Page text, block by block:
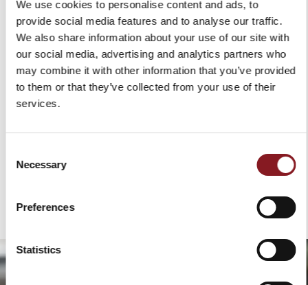
We use cookies to personalise content and ads, to
provide social media features and to analyse our traffic.
We also share information about your use of our site with
our social media, advertising and analytics partners who
may combine it with other information that you’ve provided
to them or that they’ve collected from your use of their
services.
Selection
Necessary
Preferences
Statistics
Hast du ein Herzensrezept, ein Familiengericht oder
eine besondere eigene Kreation?
Wenn du es mit der Eleganz und Qualität der
Berkel-Produkte zubereitest, teile es mit der
Erzähle uns davon und sende uns unterstützende
werden Teil von Berkel Kitchen Stories und im Laufe
Geschichten, die rund um den Tisch entstehen.